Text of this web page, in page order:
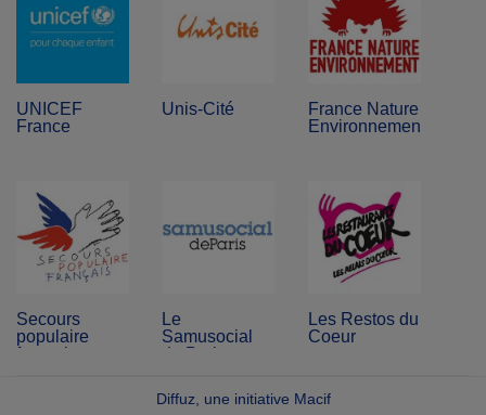
UNICEF
France
Unis-Cité
France Nature
Environnement
Secours
populaire
français
Le
Samusocial
de Paris
Les Restos du
Coeur
Diffuz, une initiative Macif